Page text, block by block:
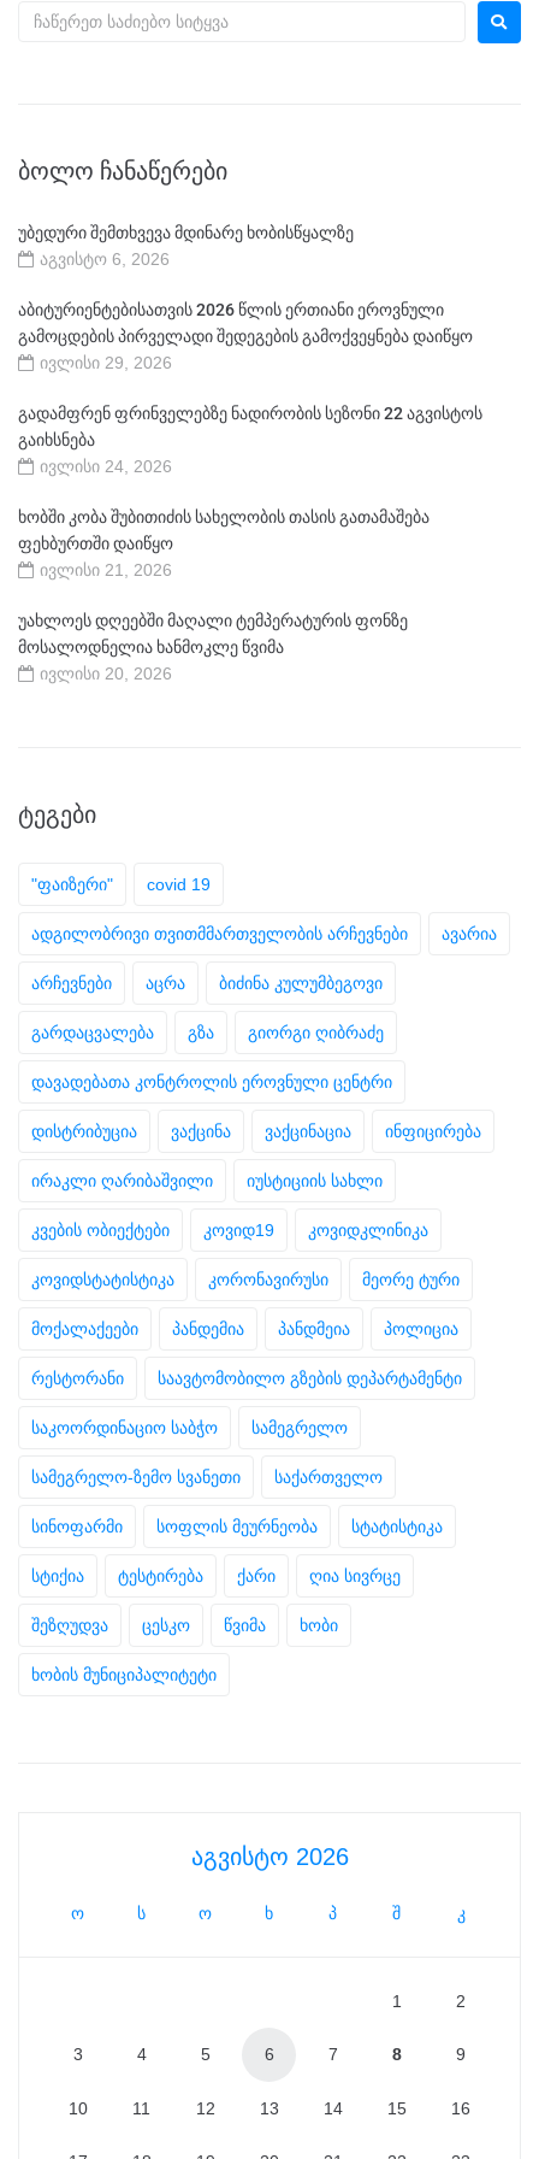
ᲑᲝᲚᲝ ᲩᲐᲜᲐᲬᲔᲠᲔᲑᲘ
უბედური შემთხვევა მდინარე ხობისწყალზე
აგვისტო 6, 2026
აბიტურიენტებისათვის 2026 წლის ერთიანი ეროვნული
გამოცდების პირველადი შედეგების გამოქვეყნება დაიწყო
ივლისი 29, 2026
გადამფრენ ფრინველებზე ნადირობის სეზონი 22 აგვისტოს
გაიხსნება
ივლისი 24, 2026
ხობში კობა შუბითიძის სახელობის თასის გათამაშება
ფეხბურთში დაიწყო
ივლისი 21, 2026
უახლოეს დღეებში მაღალი ტემპერატურის ფონზე
მოსალოდნელია ხანმოკლე წვიმა
ივლისი 20, 2026
ᲢᲔᲒᲔᲑᲘ
"ფაიზერი" covid 19
ადგილობრივი თვითმმართველობის არჩევნები ავარია
არჩევნები აცრა ბიძინა კულუმბეგოვი
გარდაცვალება გზა გიორგი ღიბრაძე
დავადებათა კონტროლის ეროვნული ცენტრი
დისტრიბუცია ვაქცინა ვაქცინაცია ინფიცირება
ირაკლი ღარიბაშვილი იუსტიციის სახლი
კვების ობიექტები კოვიდ19 კოვიდკლინიკა
კოვიდსტატისტიკა კორონავირუსი მეორე ტური
მოქალაქეები პანდემია პანდმეია პოლიცია
რესტორანი საავტომობილო გზების დეპარტამენტი
საკოორდინაციო საბჭო სამეგრელო
სამეგრელო-ზემო სვანეთი საქართველო
სინოფარმი სოფლის მეურნეობა სტატისტიკა
სტიქია ტესტირება ქარი ღია სივრცე
შეზღუდვა ცესკო წვიმა ხობი
ხობის მუნიციპალიტეტი
აგვისტო 2026
ო ს ო ხ პ შ კ
1 2
3 4 5 6 7 8 9
10 11 12 13 14 15 16